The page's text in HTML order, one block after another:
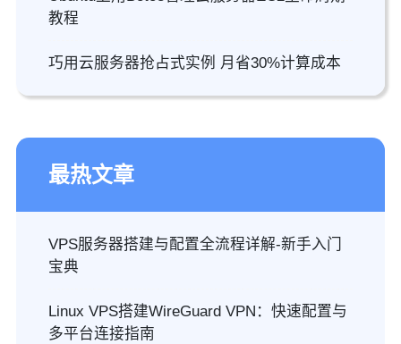
教程
巧用云服务器抢占式实例 月省30%计算成本
最热文章
VPS服务器搭建与配置全流程详解-新手入门
宝典
Linux VPS搭建WireGuard VPN：快速配置与
多平台连接指南